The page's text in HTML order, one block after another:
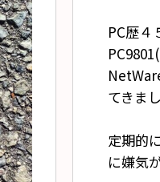
PC歴４
てきま
定期的
に嫌気